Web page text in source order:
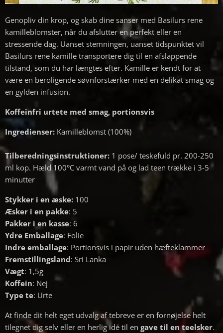
Genopliv din krop, og skab dine sanser med Basilurs rene
kamilleblomster, når du afslutter en perfekt eller en
stressende dag. Uanset stemningen, uanset tidspunktet vil
Basilurs rene kamille transportere dig til en afslappende
tilstand, som du har længtes efter. Kamille er kendt for at
være en beroligende søvnforstærker med en delikat smag og
en gylden infusion.
Koffeinfri urtete med smag, portionsvis
Ingredienser: Kamilleblomst (100%)
Tilberedningsinstruktioner: 1 pose/ teskefuld pr. 200-250
ml kop. Hæld 100°C varmt vand på og lad teen trække i 3-5
minutter
Stykker i en æske: 100
Æsker i en pakke: 5
Pakker i en kasse: 6
Ydre Emballage: Folie
Indre emballage: Portionsvis i papir uden hæfteklammer
Fremstillingsland: Sri Lanka
Vægt: 1,5g
Koffein: Nej
Type te: Urte
At finde dit helt eget udvalg af tebreve er en fornøjelse helt
tilegnet dig selv eller en herlig idé til en gave til en teelsker.